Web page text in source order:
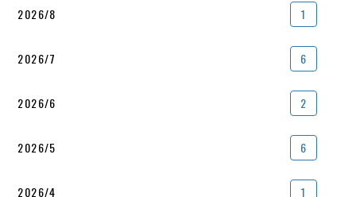
2026/8 1
2026/7 6
2026/6 2
2026/5 6
2026/4 1